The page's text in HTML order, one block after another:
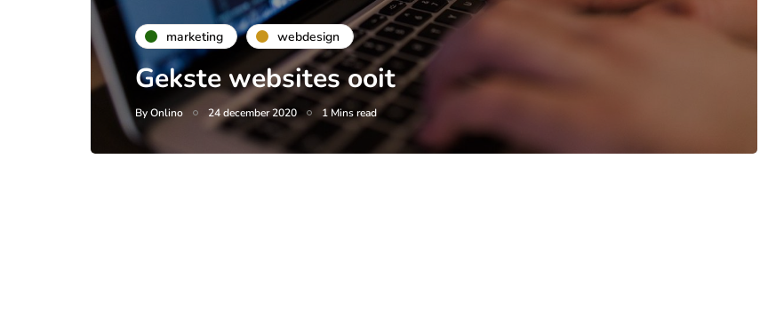
marketing webdesign
Gekste websites ooit
ByOnlino 24 december 2020 1 Mins read